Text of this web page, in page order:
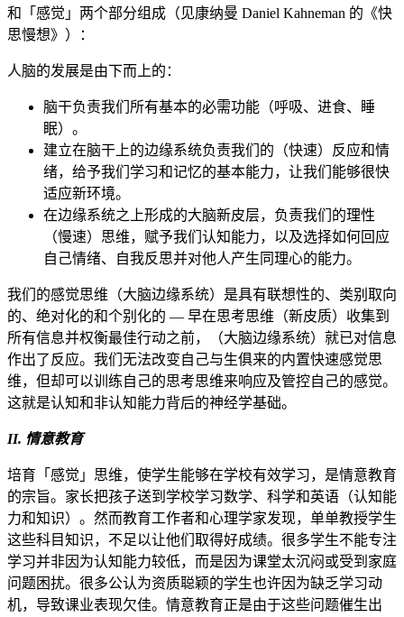
和「感觉」两个部分组成（见康纳曼 Daniel Kahneman 的《快
思慢想》）：
人脑的发展是由下而上的：
脑干负责我们所有基本的必需功能（呼吸、进食、睡
眠）。
建立在脑干上的边缘系统负责我们的（快速）反应和情
绪，给予我们学习和记忆的基本能力，让我们能够很快
适应新环境。
在边缘系统之上形成的大脑新皮层，负责我们的理性
（慢速）思维，赋予我们认知能力，以及选择如何回应
自己情绪、自我反思并对他人产生同理心的能力。
我们的感觉思维（大脑边缘系统）是具有联想性的、类别取向
的、绝对化的和个别化的 — 早在思考思维（新皮质）收集到
所有信息并权衡最佳行动之前，（大脑边缘系统）就已对信息
作出了反应。我们无法改变自己与生俱来的内置快速感觉思
维，但却可以训练自己的思考思维来响应及管控自己的感觉。
这就是认知和非认知能力背后的神经学基础。
II. 情意教育
培育「感觉」思维，使学生能够在学校有效学习，是情意教育
的宗旨。家长把孩子送到学校学习数学、科学和英语（认知能
力和知识）。然而教育工作者和心理学家发现，单单教授学生
这些科目知识，不足以让他们取得好成绩。很多学生不能专注
学习并非因为认知能力较低，而是因为课堂太沉闷或受到家庭
问题困扰。很多公认为资质聪颖的学生也许因为缺乏学习动
机，导致课业表现欠佳。情意教育正是由于这些问题催生出